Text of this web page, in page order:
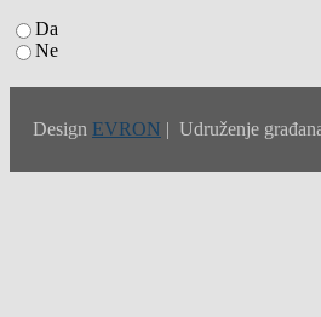
Da
Ne
Design EVRON | Udruženje